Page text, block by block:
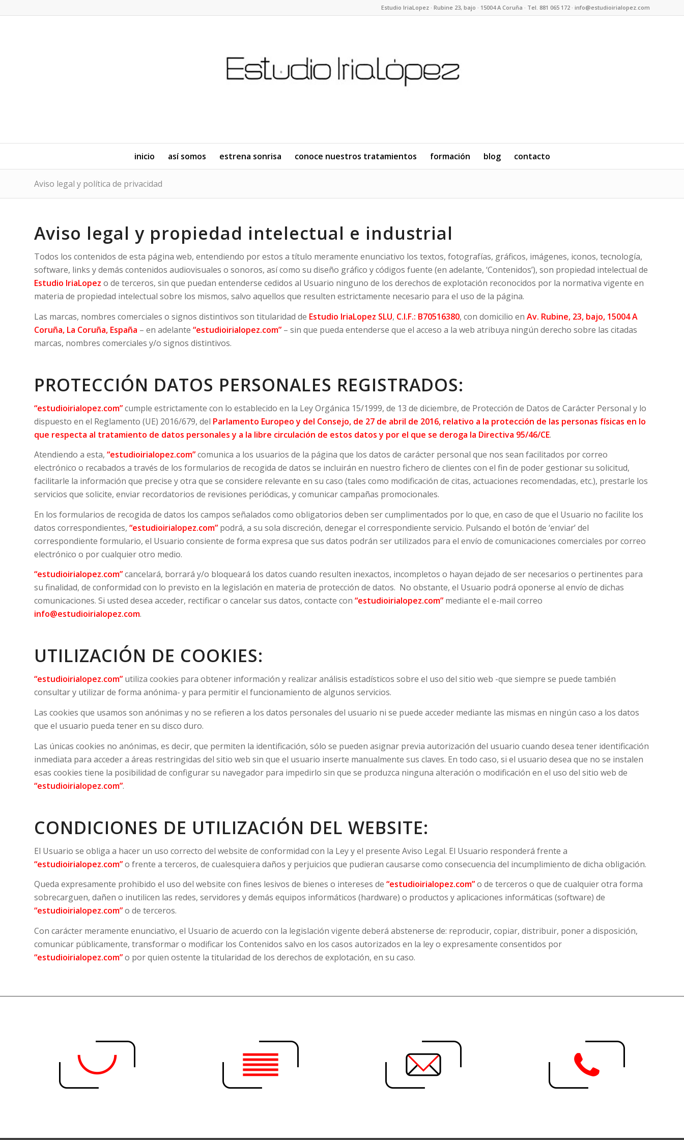
Estudio IriaLopez · Rubine 23, bajo · 15004 A Coruña · Tel. 881 065 172 · info@estudioirialopez.com
inicio así somos estrena sonrisa conoce nuestros tratamientos formación blog contacto
Aviso legal y política de privacidad
Aviso legal y propiedad intelectual e industrial
Todos los contenidos de esta página web, entendiendo por estos a título meramente enunciativo los textos, fotografías, gráficos, imágenes, iconos, tecnología,
software, links y demás contenidos audiovisuales o sonoros, así como su diseño gráfico y códigos fuente (en adelante, ‘Contenidos’), son propiedad intelectual de
Estudio IriaLopez o de terceros, sin que puedan entenderse cedidos al Usuario ninguno de los derechos de explotación reconocidos por la normativa vigente en
materia de propiedad intelectual sobre los mismos, salvo aquellos que resulten estrictamente necesario para el uso de la página.
Las marcas, nombres comerciales o signos distintivos son titularidad de Estudio IriaLopez SLU, C.I.F.: B70516380, con domicilio en Av. Rubine, 23, bajo, 15004 A
Coruña, La Coruña, España – en adelante “estudioirialopez.com” – sin que pueda entenderse que el acceso a la web atribuya ningún derecho sobre las citadas
marcas, nombres comerciales y/o signos distintivos.
PROTECCIÓN DATOS PERSONALES REGISTRADOS:
“estudioirialopez.com”cumple estrictamente con lo establecido en la Ley Orgánica 15/1999, de 13 de diciembre, de Protección de Datos de Carácter Personal y lo
dispuesto en el Reglamento (UE) 2016/679, del Parlamento Europeo y del Consejo, de 27 de abril de 2016, relativo a la protección de las personas físicas en lo
que respecta al tratamiento de datos personales y a la libre circulación de estos datos y por el que se deroga la Directiva 95/46/CE.
Atendiendo a esta, “estudioirialopez.com”comunica a los usuarios de la página que los datos de carácter personal que nos sean facilitados por correo
electrónico o recabados a través de los formularios de recogida de datos se incluirán en nuestro fichero de clientes con el fin de poder gestionar su solicitud,
facilitarle la información que precise y otra que se considere relevante en su caso (tales como modificación de citas, actuaciones recomendadas, etc.), prestarle los
servicios que solicite, enviar recordatorios de revisiones periódicas, y comunicar campañas promocionales.
En los formularios de recogida de datos los campos señalados como obligatorios deben ser cumplimentados por lo que, en caso de que el Usuario no facilite los
datos correspondientes, “estudioirialopez.com” podrá, a su sola discreción, denegar el correspondiente servicio. Pulsando el botón de ‘enviar’ del
correspondiente formulario, el Usuario consiente de forma expresa que sus datos podrán ser utilizados para el envío de comunicaciones comerciales por correo
electrónico o por cualquier otro medio.
“estudioirialopez.com”cancelará, borrará y/o bloqueará los datos cuando resulten inexactos, incompletos o hayan dejado de ser necesarios o pertinentes para
su finalidad, de conformidad con lo previsto en la legislación en materia de protección de datos. No obstante, el Usuario podrá oponerse al envío de dichas
comunicaciones. Si usted desea acceder, rectificar o cancelar sus datos, contacte con “estudioirialopez.com” mediante el e-mail correo
info@estudioirialopez.com.
UTILIZACIÓN DE COOKIES:
“estudioirialopez.com” utiliza cookies para obtener información y realizar análisis estadísticos sobre el uso del sitio web -que siempre se puede también
consultar y utilizar de forma anónima- y para permitir el funcionamiento de algunos servicios.
Las cookies que usamos son anónimas y no se refieren a los datos personales del usuario ni se puede acceder mediante las mismas en ningún caso a los datos
que el usuario pueda tener en su disco duro.
Las únicas cookies no anónimas, es decir, que permiten la identificación, sólo se pueden asignar previa autorización del usuario cuando desea tener identificación
inmediata para acceder a áreas restringidas del sitio web sin que el usuario inserte manualmente sus claves. En todo caso, si el usuario desea que no se instalen
esas cookies tiene la posibilidad de configurar su navegador para impedirlo sin que se produzca ninguna alteración o modificación en el uso del sitio web de
“estudioirialopez.com”.
CONDICIONES DE UTILIZACIÓN DEL WEBSITE:
El Usuario se obliga a hacer un uso correcto del website de conformidad con la Ley y el presente Aviso Legal. El Usuario responderá frente a
“estudioirialopez.com”o frente a terceros, de cualesquiera daños y perjuicios que pudieran causarse como consecuencia del incumplimiento de dicha obligación.
Queda expresamente prohibido el uso del website con fines lesivos de bienes o intereses de “estudioirialopez.com”o de terceros o que de cualquier otra forma
sobrecarguen, dañen o inutilicen las redes, servidores y demás equipos informáticos (hardware) o productos y aplicaciones informáticas (software) de
“estudioirialopez.com”o de terceros.
Con carácter meramente enunciativo, el Usuario de acuerdo con la legislación vigente deberá abstenerse de: reproducir, copiar, distribuir, poner a disposición,
comunicar públicamente, transformar o modificar los Contenidos salvo en los casos autorizados en la ley o expresamente consentidos por
“estudioirialopez.com”o por quien ostente la titularidad de los derechos de explotación, en su caso.